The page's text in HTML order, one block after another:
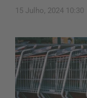
15 Julho, 2024 10:30